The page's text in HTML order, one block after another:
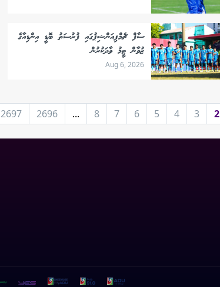
ސާފް ޗެމްޕިއަންޝިޕުގައި ފުރުސަތު ބޮޑީ އިންޑިއާގެ
ޒުވާން ޓީމު ވާދަކުރުން
Aug 6, 2026
2
3
4
5
6
7
8
...
2696
2697